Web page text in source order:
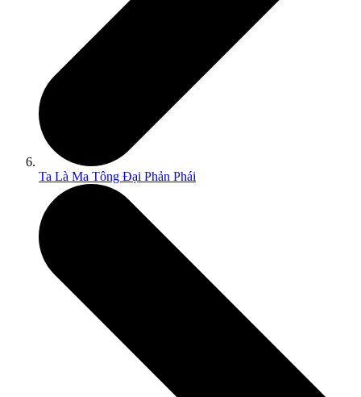
Ta Là Ma Tông Đại Phản Phái